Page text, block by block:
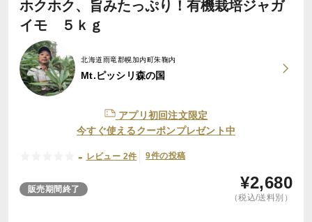
ホクホク、旨みたっぷり！有機栽培ジャガ
イモ ５ｋｇ
北海道雨竜郡幌加内町朱鞠内
Mt.ピッシリ森の国
アプリ初回注文限定
今すぐ使えるクーポンプレゼント中
- レビュー 2件 9件の投稿
販売期間終了 ¥2,680
（税込/送料別）